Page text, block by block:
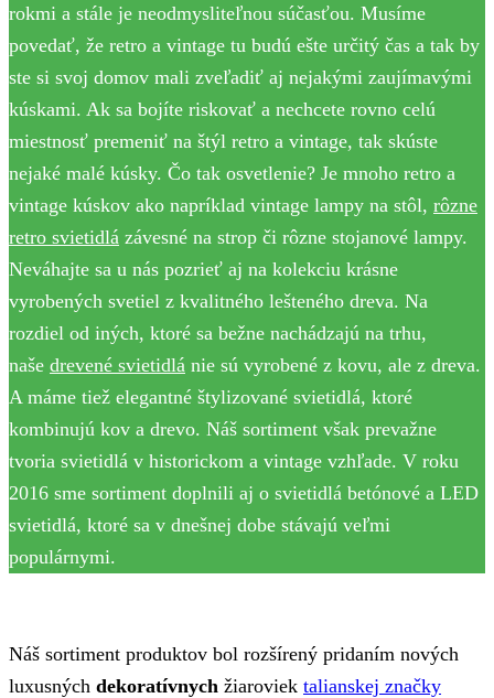
rokmi a stále je neodmysliteľnou súčasťou. Musíme
povedať, že retro a vintage tu budú ešte určitý čas a tak by
ste si svoj domov mali zveľadiť aj nejakými zaujímavými
kúskami. Ak sa bojíte riskovať a nechcete rovno celú
miestnosť premeniť na štýl retro a vintage, tak skúste
nejaké malé kúsky. Čo tak osvetlenie? Je mnoho retro a
vintage kúskov ako napríklad vintage lampy na stôl, rôzne
retro svietidlá závesné na strop či rôzne stojanové lampy.
Neváhajte sa u nás pozrieť aj na kolekciu krásne
vyrobených svetiel z kvalitného lešteného dreva. Na
rozdiel od iných, ktoré sa bežne nachádzajú na trhu,
naše drevené svietidlá nie sú vyrobené z kovu, ale z dreva.
A máme tiež elegantné štylizované svietidlá, ktoré
kombinujú kov a drevo. Náš sortiment však prevažne
tvoria svietidlá v historickom a vintage vzhľade. V roku
2016 sme sortiment doplnili aj o svietidlá betónové a LED
svietidlá, ktoré sa v dnešnej dobe stávajú veľmi
populárnymi.
Náš sortiment produktov bol rozšírený pridaním nových
luxusných dekoratívnych žiaroviek talianskej značky